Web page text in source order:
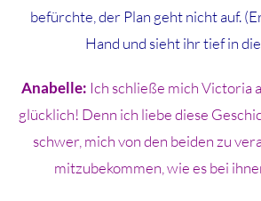
befürchte, der Plan geht nicht auf.
Hand und sieht ihr tief in
Anabelle: Ich schließe mich Victoria
glücklich! Denn ich liebe diese
schwer, mich von den beiden zu
mitzubekommen, wie es bei